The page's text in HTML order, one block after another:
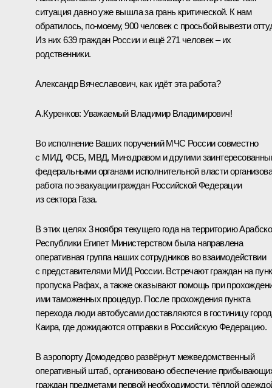
ситуация давно уже вышла за грань критической. К нам
обратилось, по-моему, 900 человек с просьбой вывезти
Из них 639 граждан России и ещё 271 человек – их
родственники.
Александр Вячеславович, как идёт эта работа?
А.Куренков:Уважаемый Владимир Владимирович!
Во исполнение Ваших поручений МЧС России совместно
с МИД, ФСБ, МВД, Минздравом и другими
федеральными органами исполнительной власти
работа по эвакуации граждан Российской Федерации
из сектора Газа.
В этих целях 3 ноября текущего года на территорию
Республики Египет Министерством была направлена
оперативная группа наших сотрудников во взаимодействии
с представителями МИД России. Встречают граждан на
пропуска Рафах, а также оказывают помощь при
ими таможенных процедур. После прохождения пункта
перехода люди автобусами доставляются в гостиницу
Каира, где дожидаются отправки в Российскую Федерацию.
В аэропорту Домодедово развёрнут межведомственный
оперативный штаб, организовано обеспечение
граждан предметами первой необходимости, тёплой